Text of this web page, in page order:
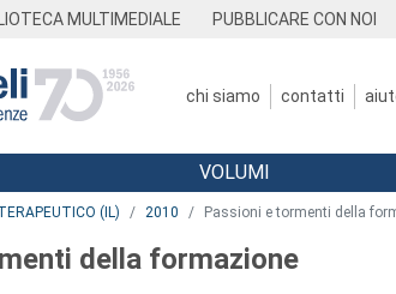
MULTIMEDIALE PUBBLICARE CON NOI
chi siamo contatti
VOLUMI
(IL) 2010 Passioni e tormenti della
della formazione